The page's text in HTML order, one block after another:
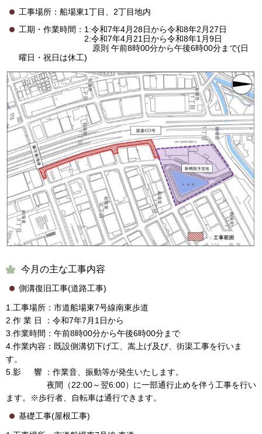
工事場所：船場東1丁目、2丁目地内
工期・作業時間：1:令和7年4月28日から令和8年2月27日
2:令和7年4月21日から令和8年1月9日
原則 午前8時00分から午後6時00分まで(日
曜日・祝日は休工)
今月の主な工事内容
側溝復旧工事(道路工事)
1.工事場所：市道船場東7号線南東歩道
2.作 業 日 ：令和7年7月1日から
3.作業時間：午前8時00分から午後6時00分まで
4.作業内容：既設側溝切下げ工、嵩上げ及び、街渠工事を行いま
す。
5.影 響 ：作業音、振動等が発生いたします。
夜間（22:00～翌6:00）に一部通行止めを伴う工事を行い
ます。※歩行者、自転車は通行できます。
基礎工事(屋根工事)